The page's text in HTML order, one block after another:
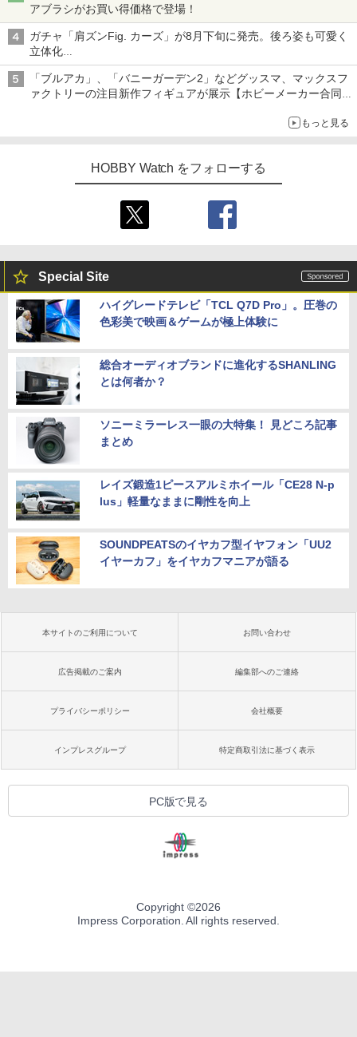
アブラシがお買い得価格で登場！
ガチャ「肩ズンFig. カーズ」が8月下旬に発売。後ろ姿も可愛く
立体化
ライトニング・マックィーンやメーターなど4種がラインナップ
「ブルアカ」、「バニーガーデン2」などグッスマ、マックスフ
ァクトリーの注目新作フィギュアが展示【ホビーメーカー合同展
もっと見る
HOBBY Watch をフォローする
Special Site
ハイグレードテレビ「TCL Q7D Pro」。圧巻の
色彩美で映画＆ゲームが極上体験に
総合オーディオブランドに進化するSHANLING
とは何者か？
ソニーミラーレス一眼の大特集！ 見どころ記事
まとめ
レイズ鍛造1ピースアルミホイール「CE28 N-p
lus」軽量なままに剛性を向上
SOUNDPEATSのイヤカフ型イヤフォン「UU2
イヤーカフ」をイヤカフマニアが語る
本サイトのご利用について お問い合わせ
広告掲載のご案内 編集部へのご連絡
プライバシーポリシー 会社概要
インプレスグループ 特定商取引法に基づく表示
PC版で見る
Copyright ©2026
Impress Corporation. All rights reserved.